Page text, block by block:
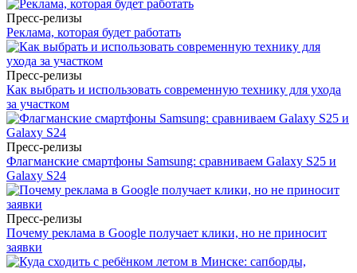
Пресс-релизы
Реклама, которая будет работать
Пресс-релизы
Как выбрать и использовать современную технику для ухода
за участком
Пресс-релизы
Флагманские смартфоны Samsung: сравниваем Galaxy S25 и
Galaxy S24
Пресс-релизы
Почему реклама в Google получает клики, но не приносит
заявки